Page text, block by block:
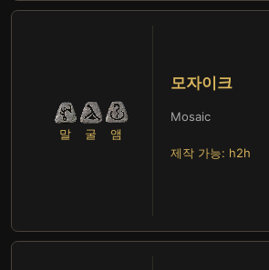
말 굴 앰
모자이크
Mosaic
제작 가능: h2h